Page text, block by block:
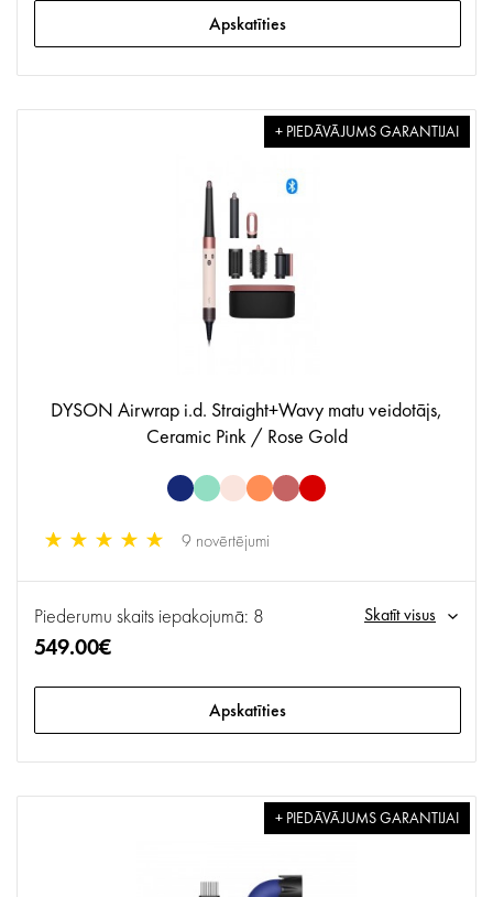
Apskatīties
+ PIEDĀVĀJUMS GARANTIJAI
DYSON Airwrap i.d. Straight+Wavy matu veidotājs,
Ceramic Pink / Rose Gold
9 novērtējumi
Piederumu skaits iepakojumā: 8 Skatīt visus
549.00€
Apskatīties
+ PIEDĀVĀJUMS GARANTIJAI